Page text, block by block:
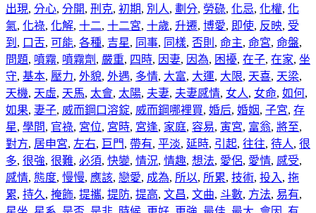
出現, 分心, 分開, 刑克, 初期, 別人, 劃分, 勞碌, 化忌, 化權, 化
氣, 化祿, 化解, 十二, 十二宮, 十歲, 升遷, 博愛, 即使, 反映, 受
到 , 口舌, 可能, 各種, 吉星, 同事, 同樣, 否則 , 命主, 命宮, 命盤,
問題, 噴霧, 噴霧劑 , 嚴重, 四時, 因妻, 因為, 困擾, 在子, 在家, 坐
守, 基本, 壓力, 外貌, 外遇, 多情, 大富, 大運, 大限, 天喜, 天梁,
天機, 天虛, 天馬, 太會, 太陽, 夫妻, 夫妻感情, 女人, 女命, 如何,
如果, 妻子, 威而鋼口溶錠, 威而鋼哪裡買, 婚后, 婚姻, 子宮, 存
星, 學問, 官祿, 宮位, 宮時, 宮逢, 家庭, 容易, 寅宮, 富翁, 將至,
對方, 居申宮, 左右, 巨門, 帶有, 平淡, 延時, 引起, 往往, 待人, 很
多, 很強, 很難, 必須, 快變, 情況, 情趣, 想法, 愛侶, 愛情, 感受,
感情, 態度, 慢慢, 應該, 戀愛, 成為, 所以, 所累, 技術, 投入 , 拖
累, 持久 , 掩飾, 提攜, 提防, 提高, 文昌, 文曲, 斗數, 方法, 易有,